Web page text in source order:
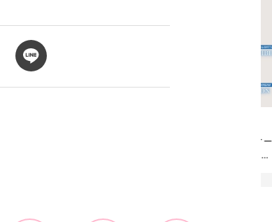
【Dリーグ】Ray世代注目のプロダンサー
集団♡ 各チームを彩る「イケメンダンサ